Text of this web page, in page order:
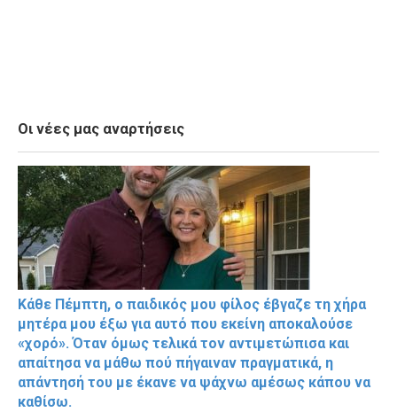
Οι νέες μας αναρτήσεις
Κάθε Πέμπτη, ο παιδικός μου φίλος έβγαζε τη χήρα
μητέρα μου έξω για αυτό που εκείνη αποκαλούσε
«χορό». Όταν όμως τελικά τον αντιμετώπισα και
απαίτησα να μάθω πού πήγαιναν πραγματικά, η
απάντησή του με έκανε να ψάχνω αμέσως κάπου να
καθίσω.